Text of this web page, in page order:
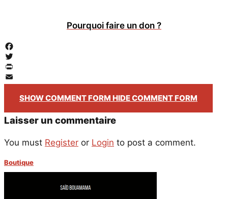
Pourquoi faire un don ?
Facebook
Twitter
PrintFriendly
Email
SHOW COMMENT FORM HIDE COMMENT FORM
Laisser un commentaire
You must Register or Login to post a comment.
Boutique